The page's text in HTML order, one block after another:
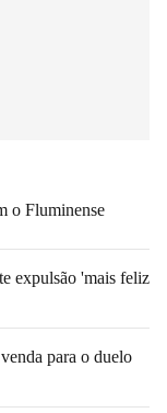
o Fluminense
expulsão 'mais feliz
para o duelo